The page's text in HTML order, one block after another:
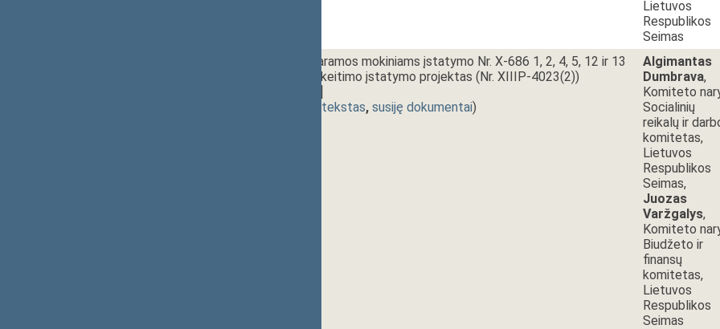
Lietuvos
Respublikos
Seimas
Socialinės paramos mokiniams įstatymo Nr. X-686 1, 2, 4, 5, 12 ir 13
straipsnių pakeitimo įstatymo projektas (Nr. XIIIP-4023(2))
dokumento tekstas, susiję dokumentai)
Algimantas
Dumbrava,
Komiteto
Socialinių
reikalų ir
komitetas,
Lietuvos
Respublikos
Seimas,
Juozas
Varžgalys,
Komiteto
Biudžeto ir
finansų
komitetas,
Lietuvos
Respublikos
Seimas